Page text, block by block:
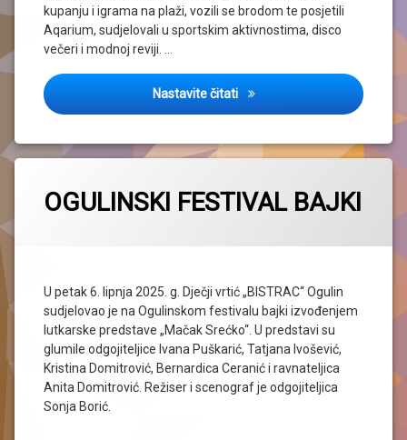
kupanju i igrama na plaži, vozili se brodom te posjetili
Aqarium, sudjelovali u sportskim aktivnostima, disco
večeri i modnoj reviji. …
Nastavite čitati LJETOVANJE U SELCU 23.6.
OGULINSKI FESTIVAL BAJKI
U petak 6. lipnja 2025. g. Dječji vrtić „BISTRAC“ Ogulin
sudjelovao je na Ogulinskom festivalu bajki izvođenjem
lutkarske predstave „Mačak Srećko“. U predstavi su
glumile odgojiteljice Ivana Puškarić, Tatjana Ivošević,
Kristina Domitrović, Bernardica Ceranić i ravnateljica
Anita Domitrović. Režiser i scenograf je odgojiteljica
Sonja Borić.